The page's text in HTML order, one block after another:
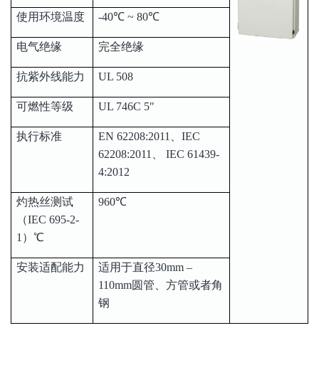
使用环境温度 -40℃ ~ 80℃
电气绝缘 完全绝缘
抗紫外线能力 UL 508
可燃性等级 UL 746C 5"
执行标准
EN 62208:2011、IEC
62208:2011、 IEC 61439-
4:2012
灼热丝测试
（IEC 695-2-
1）℃
960℃
安装适配能力
适用于直径30mm –
110mm圆管、方管或者角
钢